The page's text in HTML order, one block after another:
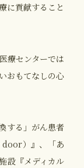
に貢献すること
療センターでは
おもてなしの心
する」がん患者
door）』、「あ
設『メディカル